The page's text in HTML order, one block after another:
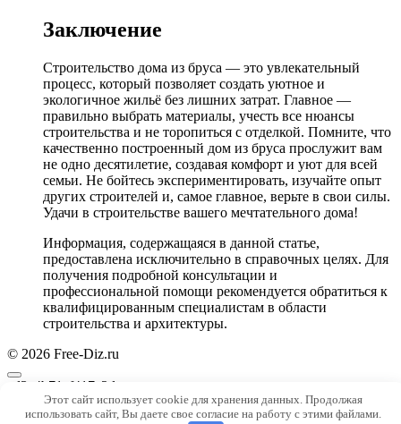
Заключение
Строительство дома из бруса — это увлекательный
процесс, который позволяет создать уютное и
экологичное жильё без лишних затрат. Главное —
правильно выбрать материалы, учесть все нюансы
строительства и не торопиться с отделкой. Помните, что
качественно построенный дом из бруса прослужит вам
не одно десятилетие, создавая комфорт и уют для всей
семьи. Не бойтесь экспериментировать, изучайте опыт
других строителей и, самое главное, верьте в свои силы.
Удачи в строительстве вашего мечтательного дома!
Информация, содержащаяся в данной статье,
предоставлена исключительно в справочных целях. Для
получения подробной консультации и
профессиональной помощи рекомендуется обратиться к
квалифицированным специалистам в области
строительства и архитектуры.
© 2026 Free-Diz.ru
ed3a4b71cf417e2d
Этот сайт использует cookie для хранения данных. Продолжая
использовать сайт, Вы даете свое согласие на работу с этими файлами.